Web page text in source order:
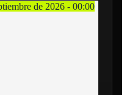
de 2026 - 00:00